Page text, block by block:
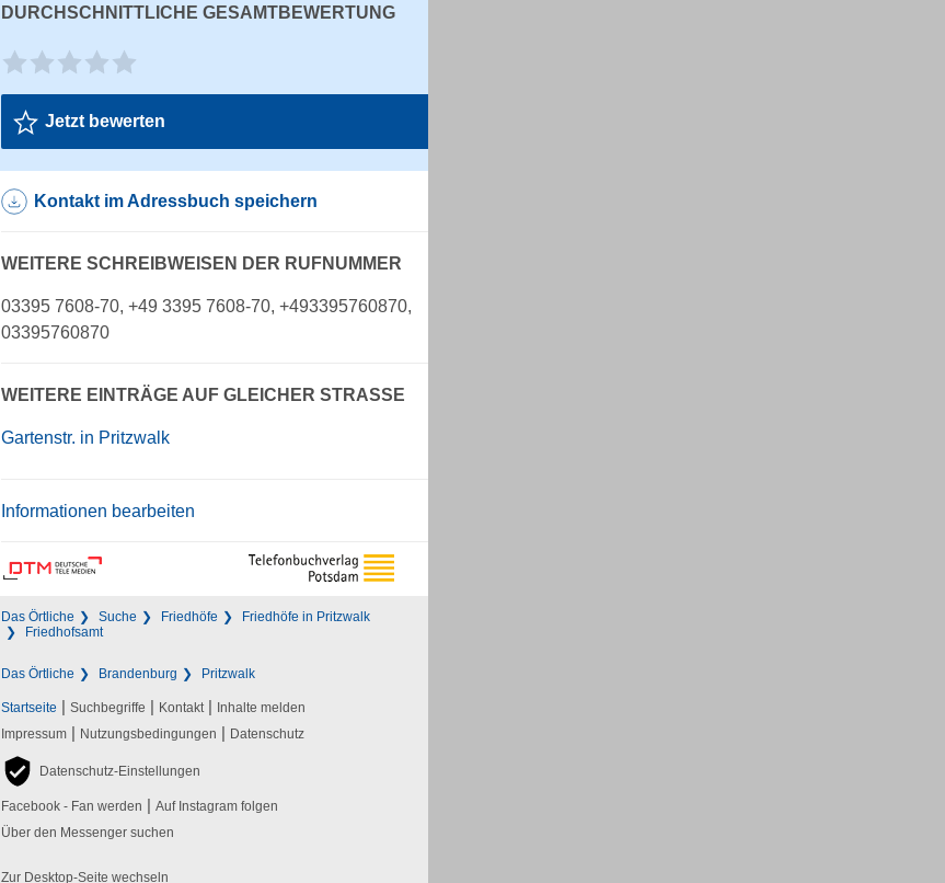
DURCHSCHNITTLICHE GESAMTBEWERTUNG
Jetzt bewerten
Kontakt im Adressbuch speichern
WEITERE SCHREIBWEISEN DER RUFNUMMER
03395 7608-70, +49 3395 7608-70, +493395760870,
03395760870
WEITERE EINTRÄGE AUF GLEICHER STRASSE
Gartenstr. in Pritzwalk
Informationen bearbeiten
Das Örtliche Suche Friedhöfe
Friedhöfe in Pritzwalk
Friedhofsamt
Das Örtliche Brandenburg Pritzwalk
Startseite | Suchbegriffe | Kontakt | Inhalte melden
Impressum | Nutzungsbedingungen | Datenschutz
Datenschutz-Einstellungen
Facebook - Fan werden | Auf Instagram folgen
Über den Messenger suchen
Zur Desktop-Seite wechseln